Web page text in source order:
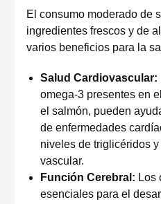
El consumo moderado de
ingredientes frescos y de
varios beneficios para la
Salud Cardiovascular:
omega-3 presentes en
el salmón, pueden
de enfermedades
niveles de triglicéridos
vascular.
Función Cerebral: Los
esenciales para el